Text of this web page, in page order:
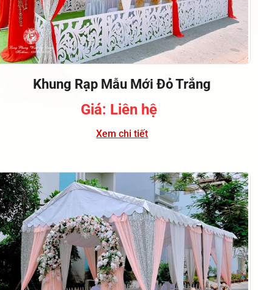
Khung Rạp Mẫu Mới Đỏ Trắng
Giá: Liên hệ
Xem chi tiết